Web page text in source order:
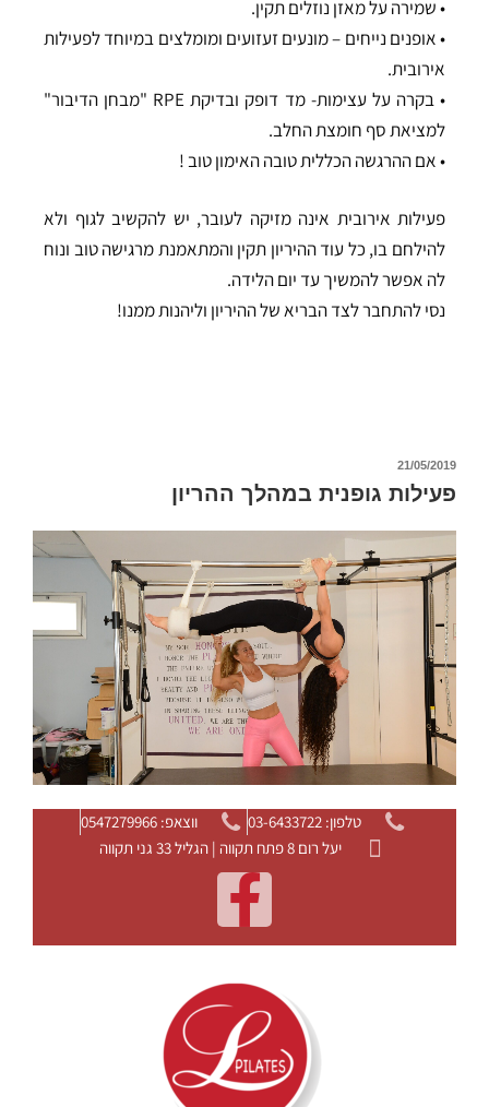
• שמירה על מאזן נוזלים תקין.
• אופנים נייחים – מונעים זעזועים ומומלצים במיוחד לפעילות
אירובית.
• בקרה על עצימות- מד דופק ובדיקת RPE "מבחן הדיבור"
למציאת סף חומצת החלב.
• אם ההרגשה הכללית טובה האימון טוב !
פעילות אירובית אינה מזיקה לעובר, יש להקשיב לגוף ולא
להילחם בו, כל עוד ההיריון תקין והמתאמנת מרגישה טוב ונוח
לה אפשר להמשיך עד יום הלידה.
נסי להתחבר לצד הבריא של ההיריון וליהנות ממנו!
21/05/2019
פעילות גופנית במהלך ההריון
טלפון: 03-6433722
ווצאפ: 0547279966
יעל רום 8 פתח תקווה | הגליל 33 גני תקווה